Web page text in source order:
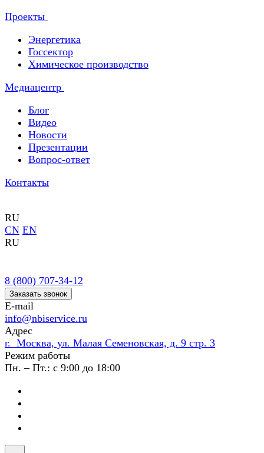
Проекты
Энергетика
Госсектор
Химическое производство
Медиацентр
Блог
Видео
Новости
Презентации
Вопрос-ответ
Контакты
RU
CN EN
RU
8 (800) 707-34-12
Заказать звонок
E-mail
info@nbiservice.ru
Адрес
г. Москва, ул. Малая Семеновская, д. 9 стр. 3
Режим работы
Пн. – Пт.: с 9:00 до 18:00